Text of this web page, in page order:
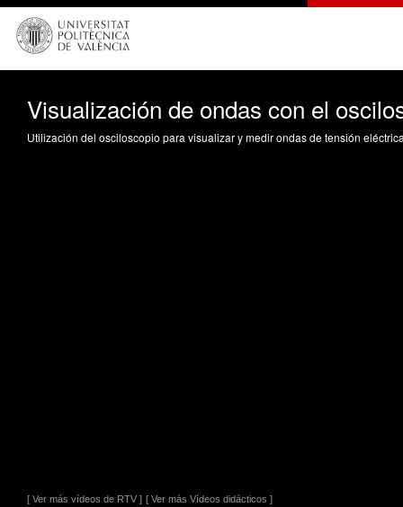
Visualización de ondas con el
[ Ver más vídeos de RTV ] [ Ver más Vídeos didácticos ]